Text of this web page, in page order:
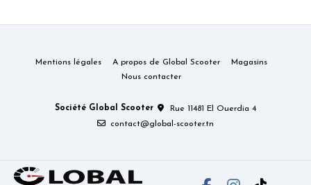
Mentions légales A propos de Global Scooter
Magasins
Nous contacter
Société Global Scooter
Rue 11481 El Ouerdia 4
contact@global-scooter.tn